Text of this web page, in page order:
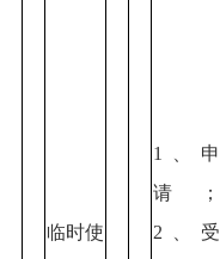
临时使
1、申
请；
2、受